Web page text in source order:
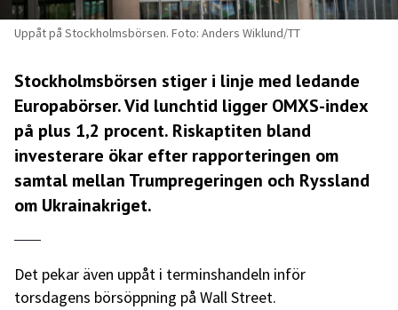
Uppåt på Stockholmsbörsen. Foto: Anders Wiklund/TT
Stockholmsbörsen stiger i linje med ledande
Europabörser. Vid lunchtid ligger OMXS-index
på plus 1,2 procent. Riskaptiten bland
investerare ökar efter rapporteringen om
samtal mellan Trumpregeringen och Ryssland
om Ukrainakriget.
Det pekar även uppåt i terminshandeln inför
torsdagens börsöppning på Wall Street.